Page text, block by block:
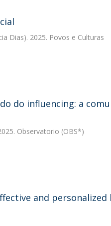
Dias). 2025. Povos e Culturas
do influencing: a
Observatorio (OBS*)
and personalized